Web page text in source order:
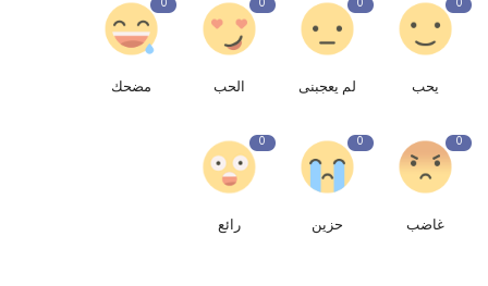
0
يحب
0
لم يعجبنى
0
الحب
0
مضحك
0
غاضب
0
حزين
0
رائع